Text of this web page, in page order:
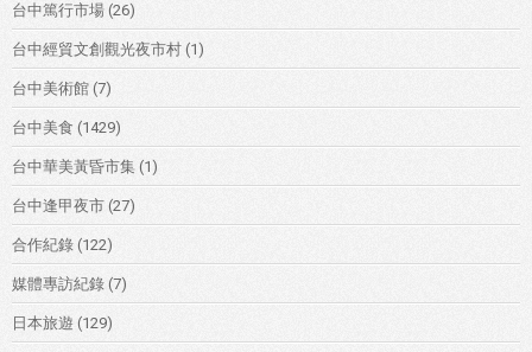
台中篤行市場 (26)
台中經貿文創觀光夜市村 (1)
台中美術館 (7)
台中美食 (1429)
台中華美黃昏市集 (1)
台中逢甲夜市 (27)
合作紀錄 (122)
媒體專訪紀錄 (7)
日本旅遊 (129)